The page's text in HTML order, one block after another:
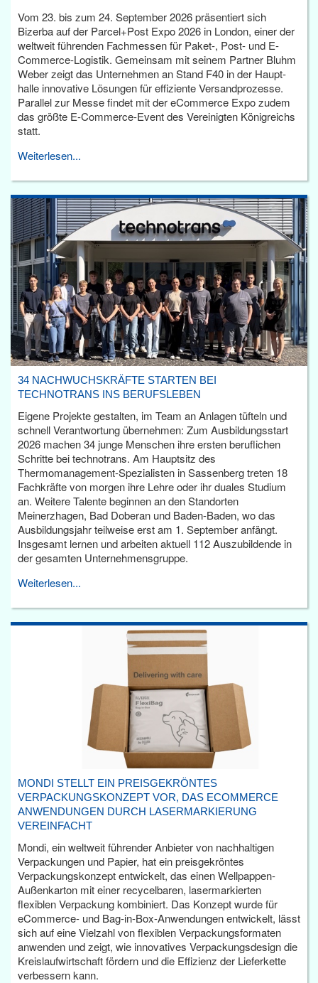
Vom 23. bis zum 24. September 2026 präsentiert sich
Bizerba auf der Parcel+Post Expo 2026 in London, einer der
weltweit führenden Fachmessen für Paket-, Post- und E-
Commerce-Logistik. Gemeinsam mit seinem Partner Bluhm
Weber zeigt das Unternehmen an Stand F40 in der Haupt­
halle innovative Lösungen für effiziente Versandprozesse.
Parallel zur Messe findet mit der eCommerce Expo zudem
das größte E-Commerce-Event des Vereinigten Königreichs
statt.
Weiterlesen...
34 NACHWUCHSKRÄFTE STARTEN BEI
TECHNOTRANS INS BERUFSLEBEN
Eigene Projekte gestalten, im Team an Anlagen tüfteln und
schnell Verantwortung übernehmen: Zum Ausbildungsstart
2026 machen 34 junge Menschen ihre ersten beruflichen
Schritte bei technotrans. Am Hauptsitz des
Thermomanagement-Spezialisten in Sassenberg treten 18
Fachkräfte von morgen ihre Lehre oder ihr duales Studium
an. Weitere Talente beginnen an den Standorten
Meinerzhagen, Bad Doberan und Baden-Baden, wo das
Ausbildungsjahr teilweise erst am 1. September anfängt.
Insgesamt lernen und arbeiten aktuell 112 Auszubildende in
der gesamten Unternehmensgruppe.
Weiterlesen...
MONDI STELLT EIN PREISGEKRÖNTES
VERPACKUNGSKONZEPT VOR, DAS ECOMMERCE
ANWENDUNGEN DURCH LASERMARKIERUNG
VEREINFACHT
Mondi, ein weltweit führender Anbieter von nachhaltigen
Verpackungen und Papier, hat ein preisgekröntes
Verpackungskonzept entwickelt, das einen Wellpappen-
Außenkarton mit einer recycelbaren, lasermarkierten
flexiblen Verpackung kombiniert. Das Konzept wurde für
eCommerce- und Bag-in-Box-Anwendungen entwickelt, lässt
sich auf eine Vielzahl von flexiblen Verpackungsformaten
anwenden und zeigt, wie innovatives Verpackungsdesign die
Kreislaufwirtschaft fördern und die Effizienz der Lieferkette
verbessern kann.